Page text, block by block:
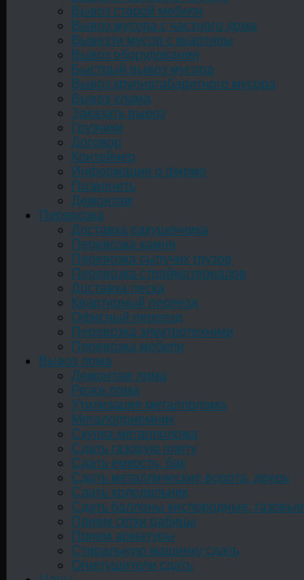
Вывоз старой мебели
Вывоз мусора с частного дома
Вывезти мусор с квартиры
Вывоз оборудования
Быстрый вывоз мусора
Вывоз крупногабаритного мусора
Вывоз хлама
Заказать вывоз
Грузчики
Договор
Контейнер
Информация о фирме
Позвонить
Демонтаж
Перевозка
Доставка ракушечника
Перевозка камня
Перевозка сыпучих грузов
Перевозка стройматериалов
Доставка песка
Квартирный переезд
Офисный переезд
Перевозка электротехники
Перевозка мебели
Вывоз лома
Демонтаж лома
Резка лома
Утилизация металлолома
Металоприемник
Скупка металлолома
Сдать газовую плиту
Сдать емкость, бак
Cдать металлические ворота, дверь
Сдать холодильник
Сдать баллоны кислородные, газовые
Прием сетки рабицы
Прием арматуры
Стиральную машинку сдать
Огнетушители сдать